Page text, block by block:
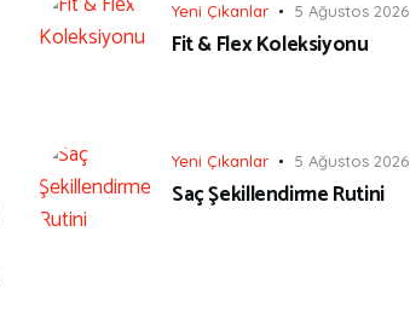
Yeni Çıkanlar 5 Ağustos 2026
Fit & Flex Koleksiyonu
Yeni Çıkanlar 5 Ağustos 2026
Saç Şekillendirme Rutini